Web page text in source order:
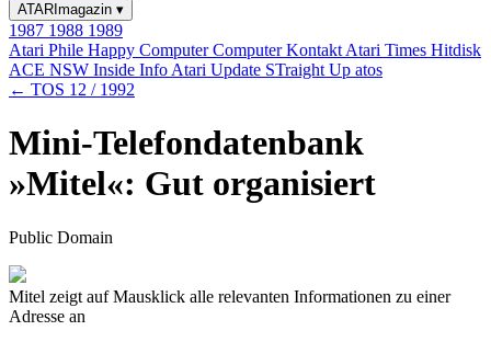
ATARImagazin ▾
1987 1988 1989
Atari Phile Happy ComputerComputer Kontakt Atari Times Hitdisk
ACE NSW Inside Info Atari Update STraight Up atos
← TOS 12 / 1992
Mini-Telefondatenbank
»Mitel«: Gut organisiert
Public Domain
Mitel zeigt auf Mausklick alle relevanten Informationen zu einer
Adresse an